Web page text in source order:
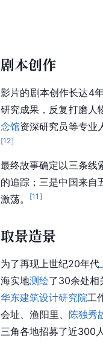
剧本创作
影片的剧本创作长达4
研究成果，反复打磨人
念馆资深研究员等专业
[12]
最终故事确定以三条线
的追踪；三是中国来
激荡。
[11 ]
取景造景
为了再现上世纪20年代
海实地测绘了30余处相
华东建筑设计研究院工
会址、渔阳里 、陈独秀
三角各地招募了近300